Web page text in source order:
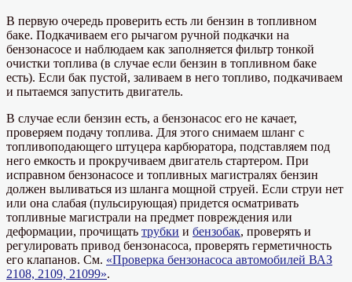
В первую очередь проверить есть ли бензин в топливном
баке. Подкачиваем его рычагом ручной подкачки на
бензонасосе и наблюдаем как заполняется фильтр тонкой
очистки топлива (в случае если бензин в топливном баке
есть). Если бак пустой, заливаем в него топливо, подкачиваем
и пытаемся запустить двигатель.
В случае если бензин есть, а бензонасос его не качает,
проверяем подачу топлива. Для этого снимаем шланг с
топливоподающего штуцера карбюратора, подставляем под
него емкость и прокручиваем двигатель стартером. При
исправном бензонасосе и топливных магистралях бензин
должен выливаться из шланга мощной струей. Если струи нет
или она слабая (пульсирующая) придется осматривать
топливные магистрали на предмет повреждения или
деформации, прочищать трубки и бензобак, проверять и
регулировать привод бензонасоса, проверять герметичность
его клапанов. См. «Проверка бензонасоса автомобилей ВАЗ
2108, 2109, 21099».